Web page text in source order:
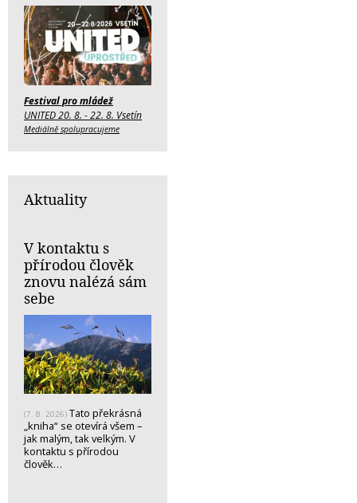
Festival pro mládež
UNITED 20. 8. - 22. 8. Vsetín
Mediálně spolupracujeme
Aktuality
V kontaktu s
přírodou člověk
znovu nalézá sám
sebe
(7. 8. 2026) Tato překrásná
„kniha“ se otevírá všem –
jak malým, tak velkým. V
kontaktu s přírodou
člověk…